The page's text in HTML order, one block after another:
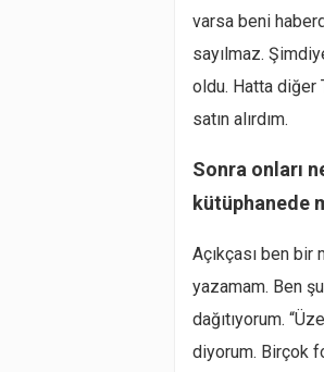
varsa beni
sayılmaz.
oldu. Hatta diğer
satın alırdım.
Sonra onları
kütüphanede
Açıkçası ben
yazamam. Ben
dağıtıyorum.
diyorum. Birçok